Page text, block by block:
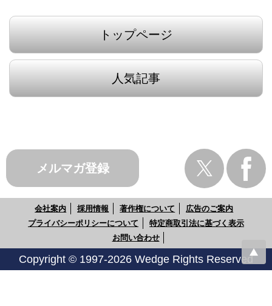
トップページ
人気記事
メルマガ登録
会社案内 採用情報 著作権について
広告のご案内
プライバシーポリシーについて
特定商取引法に基づく表示
お問い合わせ
Copyright © 1997-2026 Wedge Rights Reserved